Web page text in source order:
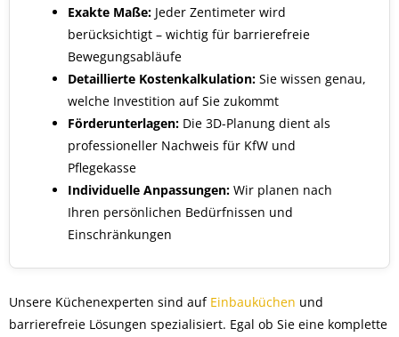
Exakte Maße: Jeder Zentimeter wird
berücksichtigt – wichtig für barrierefreie
Bewegungsabläufe
Detaillierte Kostenkalkulation: Sie wissen genau,
welche Investition auf Sie zukommt
Förderunterlagen: Die 3D-Planung dient als
professioneller Nachweis für KfW und
Pflegekasse
Individuelle Anpassungen: Wir planen nach
Ihren persönlichen Bedürfnissen und
Einschränkungen
Unsere Küchenexperten sind auf Einbauküchen und
barrierefreie Lösungen spezialisiert. Egal ob Sie eine komplette